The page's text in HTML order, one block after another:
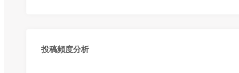
投稿頻度分析